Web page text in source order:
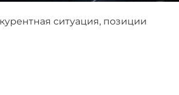
ситуация, позиции